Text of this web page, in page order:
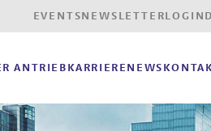
EVENTS NEWSLETTER LOGIN
ANTRIEB KARRIERE NEWS